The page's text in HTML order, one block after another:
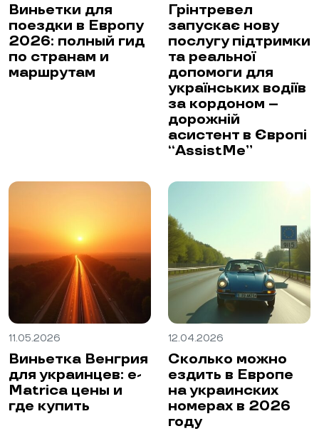
Виньетки для
поездки в Европу
2026: полный гид
по странам и
маршрутам
Грінтревел
запускає нову
послугу підтримки
та реальної
допомоги для
українських водіїв
за кордоном –
дорожній
асистент в Європі
“AssistMe”
11.05.2026
Виньетка Венгрия
для украинцев: e-
Matrica цены и
где купить
12.04.2026
Сколько можно
ездить в Европе
на украинских
номерах в 2026
году